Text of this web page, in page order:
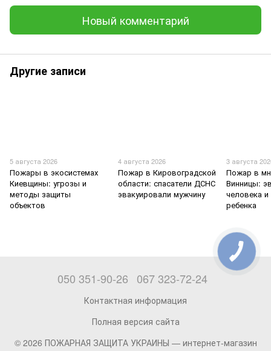
Новый комментарий
Другие записи
5 августа 2026
Пожары в экосистемах
Киевщины: угрозы и
методы защиты
объектов
4 августа 2026
Пожар в Кировоградской
области: спасатели ДСНС
эвакуировали мужчину
3 августа
Пожар в
Винницы:
человека и
ребенка
050 351-90-26 067 323-72-24
Контактная информация
Полная версия сайта
© 2026 ПОЖАРНАЯ ЗАЩИТА УКРАИНЫ — интернет-магазин